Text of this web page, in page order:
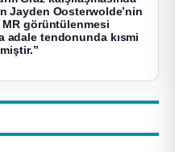
Jayden Oosterwolde’nin
görüntülenmesi
adale tendonunda kısmi